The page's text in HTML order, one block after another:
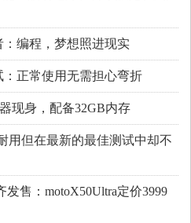
编程，梦想照进现实
：正常使用无需担心弯折
现身，配备32GB内存
用但在最新的最佳测试中却不
售：motoX50Ultra定价3999